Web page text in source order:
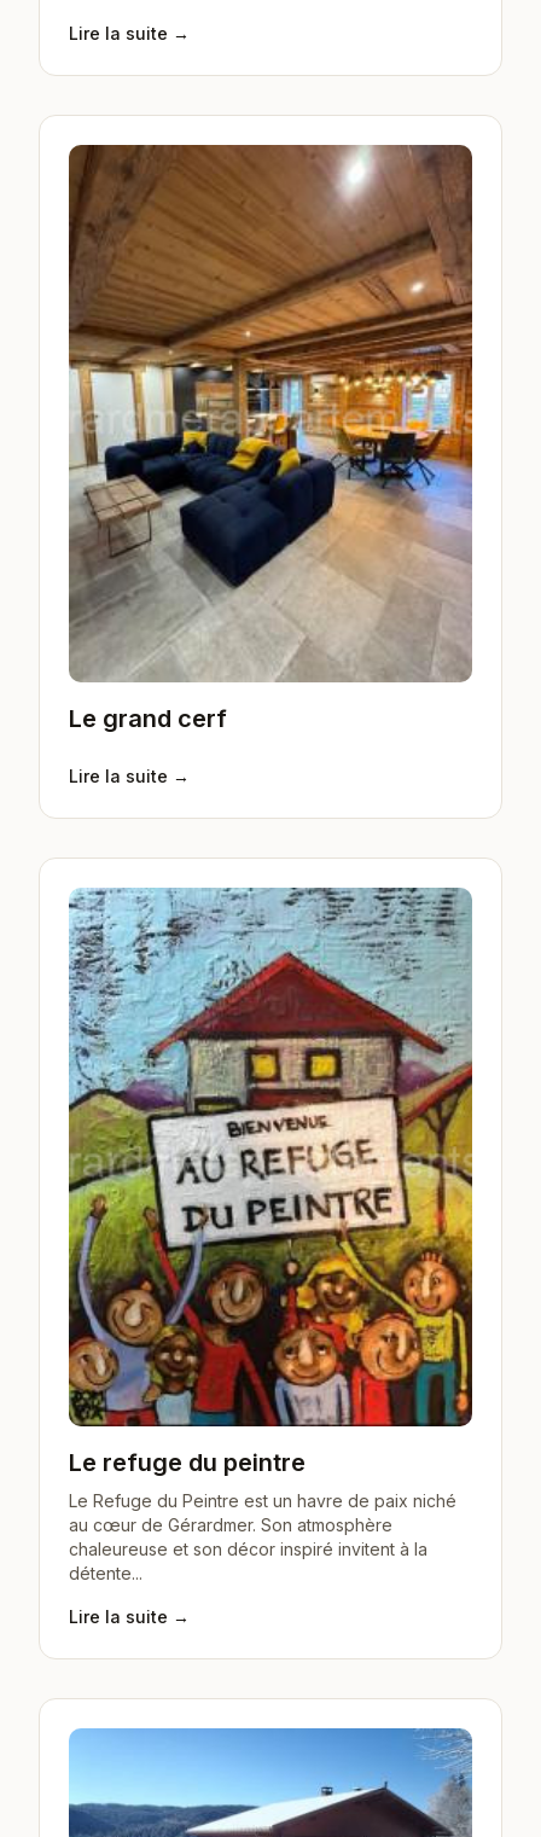
Lire la suite →
Le grand cerf
Lire la suite →
Le refuge du peintre
Le Refuge du Peintre est un havre de paix niché
au cœur de Gérardmer. Son atmosphère
chaleureuse et son décor inspiré invitent à la
détente...
Lire la suite →